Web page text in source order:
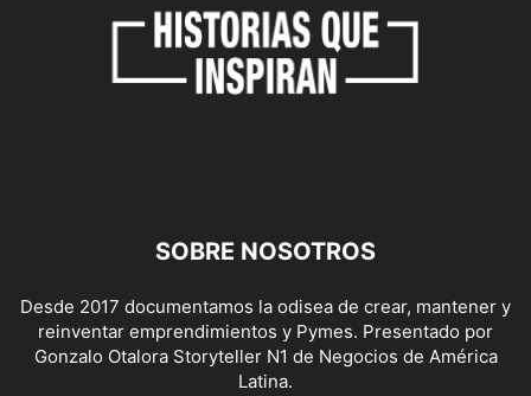
SOBRE NOSOTROS
Desde 2017 documentamos la odisea de crear, mantener y
reinventar emprendimientos y Pymes. Presentado por
Gonzalo Otalora Storyteller N1 de Negocios de América
Latina.